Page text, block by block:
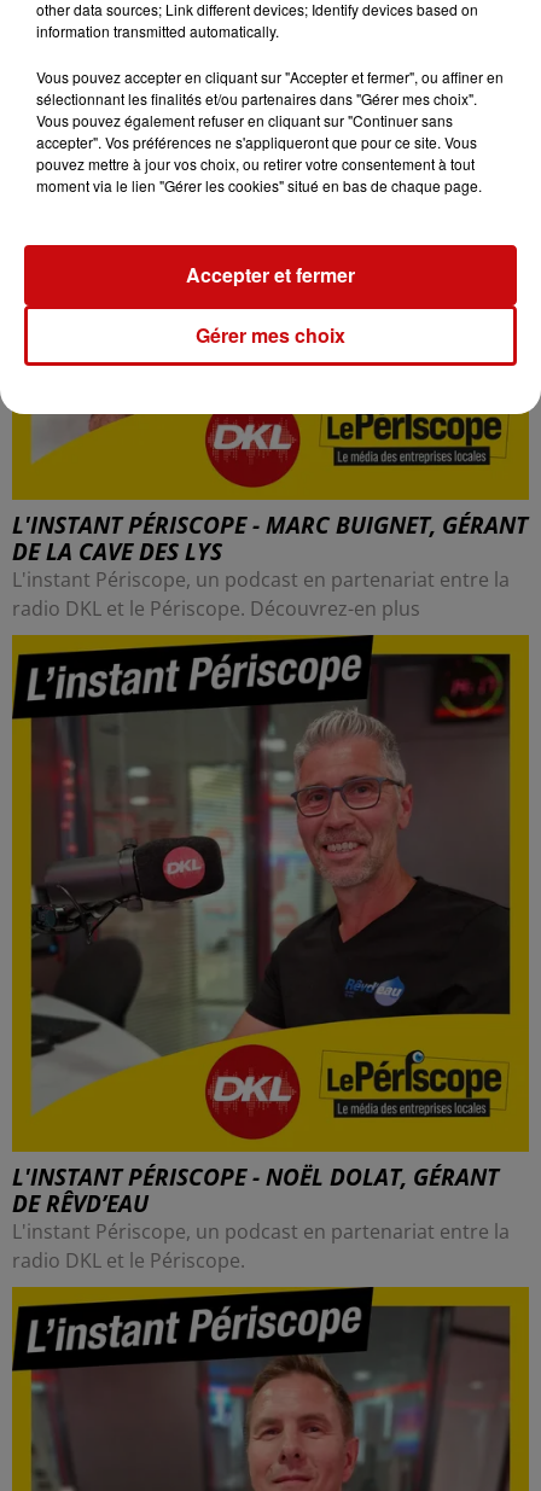
L'INSTANT PÉRISCOPE - MARC BUIGNET, GÉRANT
DE LA CAVE DES LYS
L'instant Périscope, un podcast en partenariat entre la
radio DKL et le Périscope. Découvrez-en plus
L'INSTANT PÉRISCOPE - NOËL DOLAT, GÉRANT
DE RÊVD’EAU
L'instant Périscope, un podcast en partenariat entre la
radio DKL et le Périscope.
other data sources; Link different devices; Identify devices based on
information transmitted automatically.
Vous pouvez accepter en cliquant sur "Accepter et fermer", ou affiner en
sélectionnant les finalités et/ou partenaires dans "Gérer mes choix".
Vous pouvez également refuser en cliquant sur "Continuer sans
accepter". Vos préférences ne s'appliqueront que pour ce site. Vous
pouvez mettre à jour vos choix, ou retirer votre consentement à tout
moment via le lien "Gérer les cookies" situé en bas de chaque page.
Gérer mes choix
Accepter et fermer